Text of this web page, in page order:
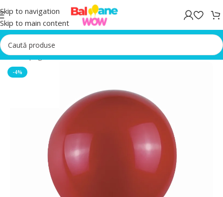
Skip to navigation
Skip to main content
Prima pagină/Baloane latex
-4%